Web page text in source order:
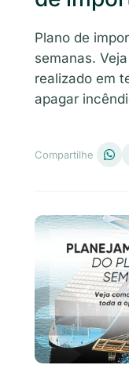
Plano de
semanas.
realizado em
apagar
Compartilhe